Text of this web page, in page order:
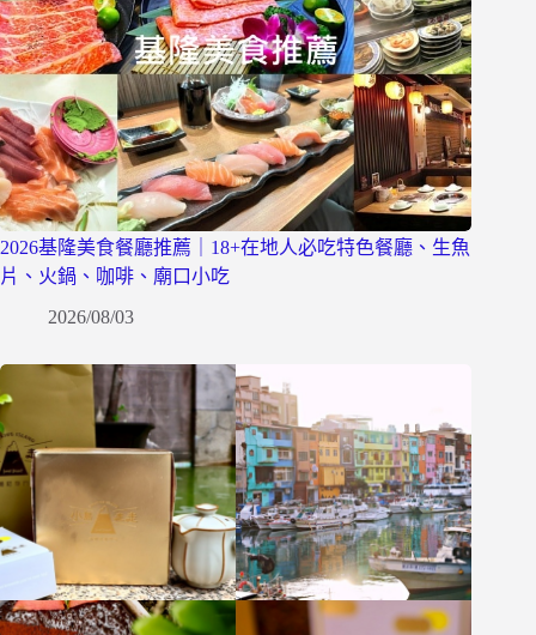
2026基隆美食餐廳推薦｜18+在地人必吃特色餐廳、生魚
片、火鍋、咖啡、廟口小吃
2026/08/03